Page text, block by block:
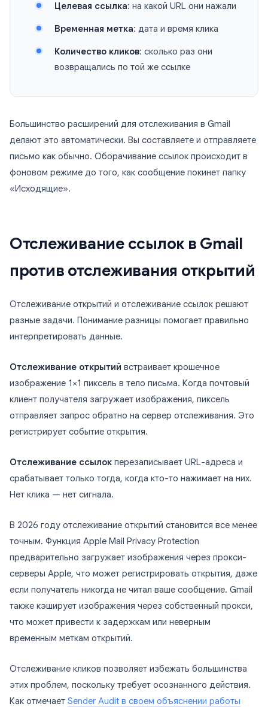
Целевая ссылка: на какой URL они нажали
Временная метка: дата и время клика
Количество кликов: сколько раз они
возвращались по той же ссылке
Большинство расширений для отслеживания в Gmail
делают это автоматически. Вы составляете и отправляете
письмо как обычно. Оборачивание ссылок происходит в
фоновом режиме до того, как сообщение покинет папку
«Исходящие».
Отслеживание ссылок в Gmail
против отслеживания открытий
Отслеживание открытий и отслеживание ссылок решают
разные задачи. Понимание разницы помогает правильно
интерпретировать данные.
Отслеживание открытий встраивает крошечное
изображение 1×1 пиксель в тело письма. Когда почтовый
клиент получателя загружает изображения, пиксель
отправляет запрос обратно на сервер отслеживания. Это
регистрирует событие открытия.
Отслеживание ссылок перезаписывает URL-адреса и
срабатывает только тогда, когда кто-то нажимает на них.
Нет клика — нет сигнала.
В 2026 году отслеживание открытий становится все менее
точным. Функция Apple Mail Privacy Protection
предварительно загружает изображения через прокси-
серверы Apple, что может регистрировать открытия, даже
если получатель никогда не читал ваше сообщение. Gmail
также кэширует изображения через собственный прокси,
что может привести к задержкам или неверным
временным меткам открытий.
Отслеживание кликов позволяет избежать большинства
этих проблем, поскольку требует осознанного действия.
Как отмечает Sender Audit в своем объяснении работы